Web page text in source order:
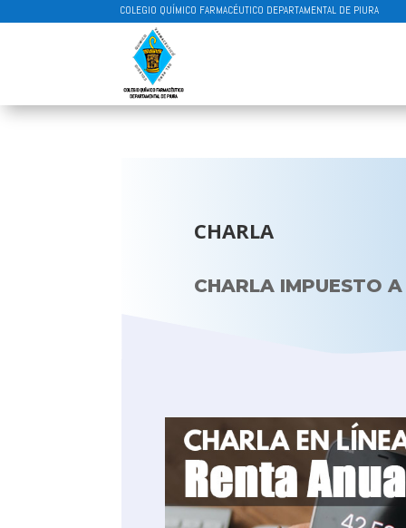
COLEGIO QUÍMICO FARMACÉUTICO DEPARTAMENTAL DE PIURA
CHARLA
CHARLA IMPUESTO